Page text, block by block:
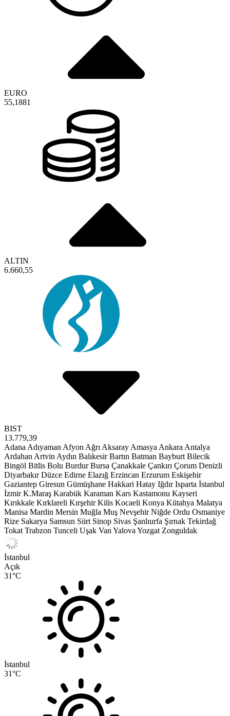
EURO
55,1881
ALTIN
6.660,55
BIST
13.779,39
Adana Adıyaman Afyon Ağrı Aksaray Amasya Ankara Antalya
Ardahan Artvin Aydın Balıkesir Bartın Batman Bayburt Bilecik
Bingöl Bitlis Bolu Burdur Bursa Çanakkale Çankırı Çorum Denizli
Diyarbakır Düzce Edirne Elazığ Erzincan Erzurum Eskişehir
Gaziantep Giresun Gümüşhane Hakkari Hatay Iğdır Isparta İstanbul
İzmir K.Maraş Karabük Karaman Kars Kastamonu Kayseri
Kırıkkale Kırklareli Kırşehir Kilis Kocaeli Konya Kütahya Malatya
Manisa Mardin Mersin Muğla Muş Nevşehir Niğde Ordu Osmaniye
Rize Sakarya Samsun Siirt Sinop Sivas Şanlıurfa Şırnak Tekirdağ
Tokat Trabzon Tunceli Uşak Van Yalova Yozgat Zonguldak
İstanbul
Açık
31°C
İstanbul
31°C